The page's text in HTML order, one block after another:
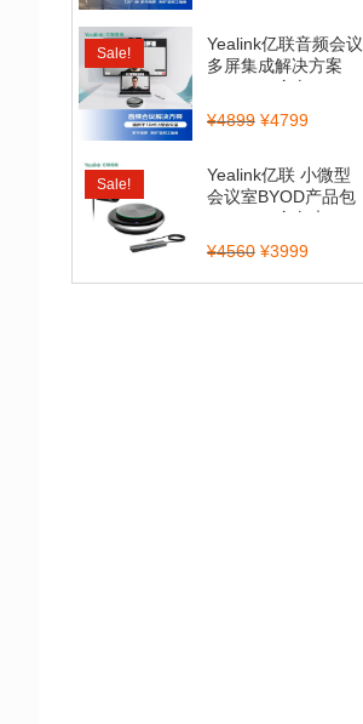
Sale!
Yealink亿联音频会议
多屏集成解决方案
（CP700全向...
¥4899 ¥4799
Sale!
Yealink亿联 小微型
会议室BYOD产品包
（CP900全向麦...
¥4560 ¥3999